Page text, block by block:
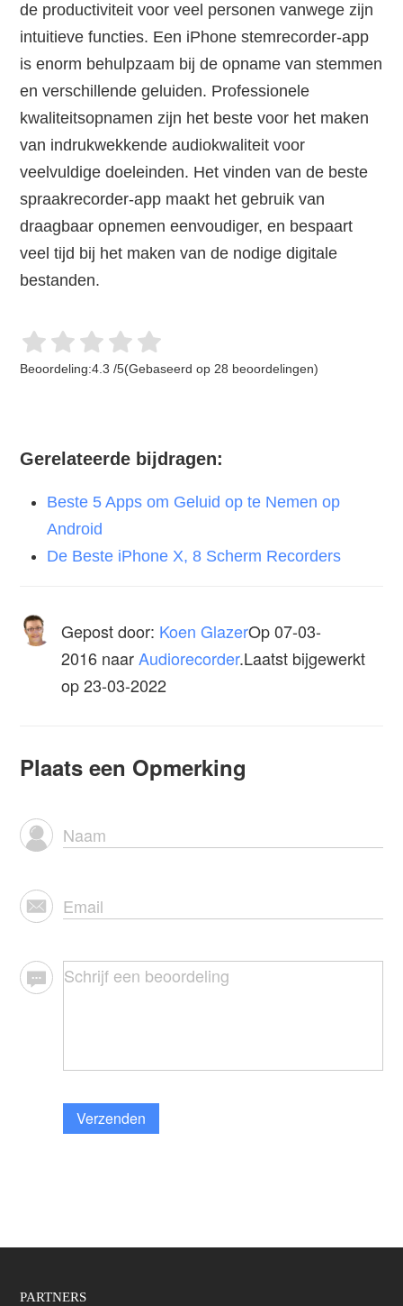
de productiviteit voor veel personen vanwege zijn
intuitieve functies. Een iPhone stemrecorder-app
is enorm behulpzaam bij de opname van stemmen
en verschillende geluiden. Professionele
kwaliteitsopnamen zijn het beste voor het maken
van indrukwekkende audiokwaliteit voor
veelvuldige doeleinden. Het vinden van de beste
spraakrecorder-app maakt het gebruik van
draagbaar opnemen eenvoudiger, en bespaart
veel tijd bij het maken van de nodige digitale
bestanden.
Beoordeling:4.3 /5(Gebaseerd op28 beoordelingen)
Gerelateerde bijdragen:
Beste 5 Apps om Geluid op te Nemen op
Android
De Beste iPhone X, 8 Scherm Recorders
Gepost door: Koen GlazerOp07-03-
2016 naar Audiorecorder.Laatst bijgewerkt
op 23-03-2022
Plaats een Opmerking
Verzenden
PARTNERS